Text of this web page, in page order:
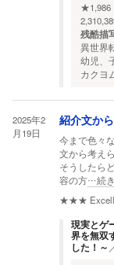
★1,986
残酷描
異世界
幼児、
カクヨ
2025年2
月19日
紹介文か
今まで色々
文から考え
そうしたら
容の方…続
★★★
現実とゲ
界を無双
した！～